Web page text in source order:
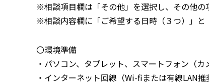
※相談項目欄は「その他」を選択し、その他の
※相談内容欄に「ご希望する日時（３つ）」と
〇環境準備
・パソコン、タブレット、スマートフォン（カ
・インターネット回線（Wi-fiまたは有線LAN推